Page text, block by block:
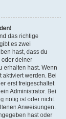
das richtige
es zwei
hast, dass du
oder deiner
erhalten hast. Wenn
aktiviert werden. Bei
erst freigeschaltet
Administrator. Bei
nötig ist oder nicht.
Anweisungen.
hast oder